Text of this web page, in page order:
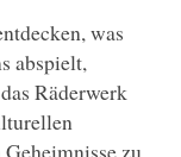
was
abspielt,
Räderwerk
zu